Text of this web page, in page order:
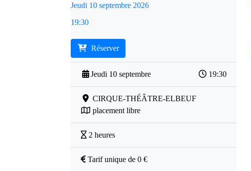
Jeudi 10 septembre 2026
19:30
Réserver
Jeudi 10 septembre 19:30
CIRQUE-THÉÂTRE-ELBEUF
placement libre
2 heures
Tarif unique de 0 €